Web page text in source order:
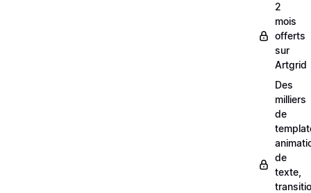
2
mois
offerts
sur
Artgrid
Des
milliers
de
de
texte,